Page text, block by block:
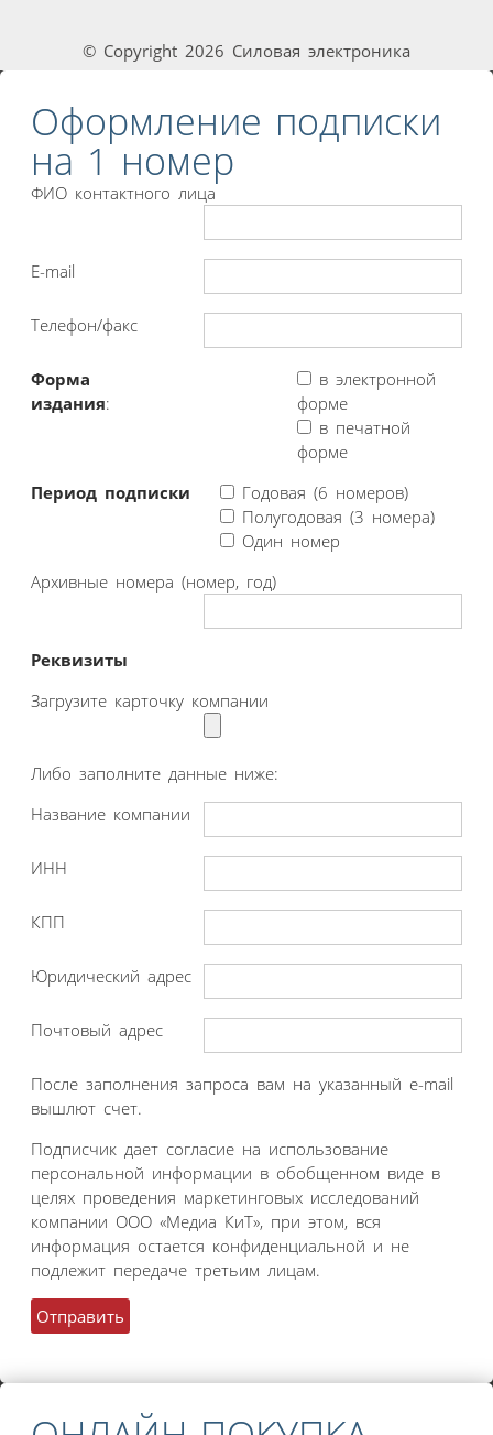
© Copyright 2026 Силовая электроника
Оформление подписки
на 1 номер
ФИО контактного лица
E-mail
Телефон/факс
Форма
издания:
в электронной
форме
в печатной
форме
Период подписки
Годовая (6 номеров)
Полугодовая (3 номера)
Один номер
Архивные номера (номер, год)
Реквизиты
Загрузите карточку компании
Либо заполните данные ниже:
Название компании
ИНН
КПП
Юридический адрес
Почтовый адрес
После заполнения запроса вам на указанный e-mail
вышлют счет.
Подписчик дает согласие на использование
персональной информации в обобщенном виде в
целях проведения маркетинговых исследований
компании ООО «Медиа КиТ», при этом, вся
информация остается конфиденциальной и не
подлежит передаче третьим лицам.